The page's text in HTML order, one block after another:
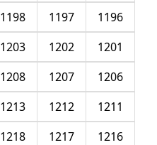
1196
1197
1198
1201
1202
1203
1206
1207
1208
1211
1212
1213
1216
1217
1218